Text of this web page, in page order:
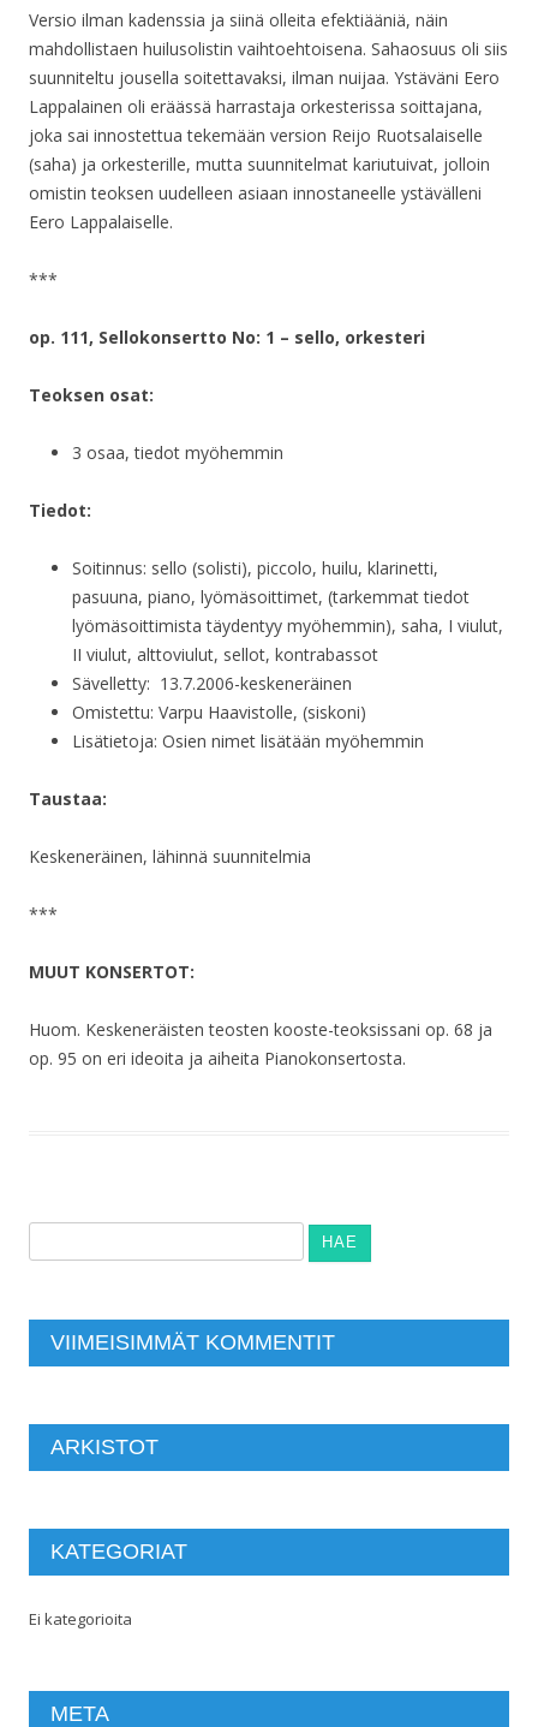
Versio ilman kadenssia ja siinä olleita efektiääniä, näin
mahdollistaen huilusolistin vaihtoehtoisena. Sahaosuus oli siis
suunniteltu jousella soitettavaksi, ilman nuijaa. Ystäväni Eero
Lappalainen oli eräässä harrastaja orkesterissa soittajana,
joka sai innostettua tekemään version Reijo Ruotsalaiselle
(saha) ja orkesterille, mutta suunnitelmat kariutuivat, jolloin
omistin teoksen uudelleen asiaan innostaneelle ystävälleni
Eero Lappalaiselle.
***
op. 111, Sellokonsertto No: 1 – sello, orkesteri
Teoksen osat:
3 osaa, tiedot myöhemmin
Tiedot:
Soitinnus: sello (solisti), piccolo, huilu, klarinetti,
pasuuna, piano, lyömäsoittimet, (tarkemmat tiedot
lyömäsoittimista täydentyy myöhemmin), saha, I viulut,
II viulut, alttoviulut, sellot, kontrabassot
Sävelletty: 13.7.2006-keskeneräinen
Omistettu: Varpu Haavistolle, (siskoni)
Lisätietoja: Osien nimet lisätään myöhemmin
Taustaa:
Keskeneräinen, lähinnä suunnitelmia
***
MUUT KONSERTOT:
Huom. Keskeneräisten teosten kooste-teoksissani op. 68 ja
op. 95 on eri ideoita ja aiheita Pianokonsertosta.
VIIMEISIMMÄT KOMMENTIT
ARKISTOT
KATEGORIAT
Ei kategorioita
META